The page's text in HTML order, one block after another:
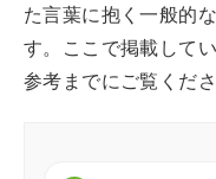
た言葉に抱く一般的
す。ここで掲載して
参考までにご覧くださ